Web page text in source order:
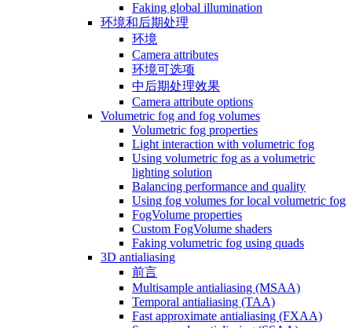
Faking global illumination
环境和后期处理
环境
Camera attributes
环境可选项
中后期处理效果
Camera attribute options
Volumetric fog and fog volumes
Volumetric fog properties
Light interaction with volumetric fog
Using volumetric fog as a volumetric
lighting solution
Balancing performance and quality
Using fog volumes for local volumetric fog
FogVolume properties
Custom FogVolume shaders
Faking volumetric fog using quads
3D antialiasing
前言
Multisample antialiasing (MSAA)
Temporal antialiasing (TAA)
Fast approximate antialiasing (FXAA)